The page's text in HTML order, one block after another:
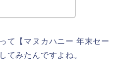
て【マヌカハニー 年末セー
てみたんですよね。